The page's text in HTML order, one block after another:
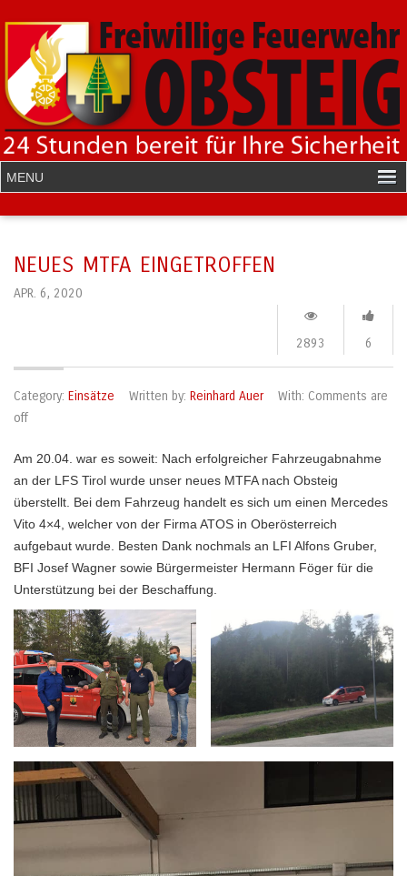
NEUES MTFA EINGETROFFEN
APR. 6, 2020
6
2893
Category: Einsätze Written by: Reinhard Auer With: Comments are
off
Am 20.04. war es soweit: Nach erfolgreicher Fahrzeugabnahme
an der LFS Tirol wurde unser neues MTFA nach Obsteig
überstellt. Bei dem Fahrzeug handelt es sich um einen Mercedes
Vito 4×4, welcher von der Firma ATOS in Oberösterreich
aufgebaut wurde. Besten Dank nochmals an LFI Alfons Gruber,
BFI Josef Wagner sowie Bürgermeister Hermann Föger für die
Unterstützung bei der Beschaffung.